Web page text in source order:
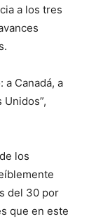
a los tres
a Canadá, a
los
del 30 por
que en este